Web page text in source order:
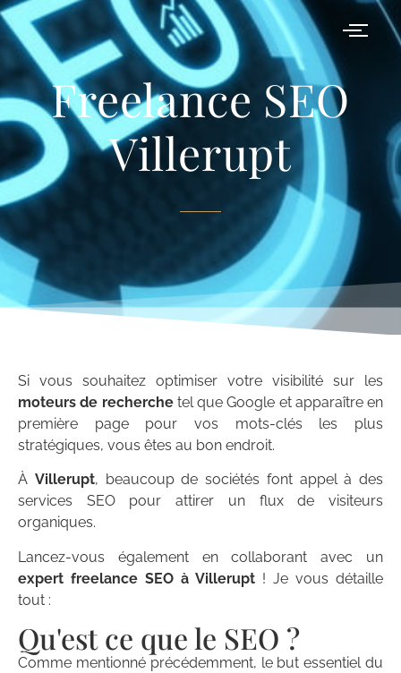
Freelance SEO
Villerupt 54
Freelance SEO
Villerupt
Si vous souhaitez optimiser votre visibilité sur les
moteurs de recherchetel que Google et apparaître en
première page pour vos mots-clés les plus
stratégiques, vous êtes au bon endroit.
À Villerupt, beaucoup de sociétés font appel à des
services SEO pour attirer un flux de visiteurs
organiques.
Lancez-vous également en collaborant avec un
expert freelance SEO à Villerupt ! Je vous détaille
tout :
Qu'est ce que le SEO ?
Comme mentionné précédemment, le but essentiel du